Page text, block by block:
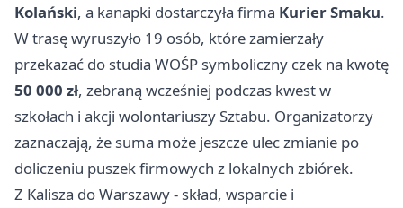
Kolański, a kanapki dostarczyła firma Kurier Smaku.
W trasę wyruszyło 19 osób, które zamierzały
przekazać do studia WOŚP symboliczny czek na kwotę
50 000 zł, zebraną wcześniej podczas kwest w
szkołach i akcji wolontariuszy Sztabu. Organizatorzy
zaznaczają, że suma może jeszcze ulec zmianie po
doliczeniu puszek firmowych z lokalnych zbiórek.
Z Kalisza do Warszawy - skład, wsparcie i